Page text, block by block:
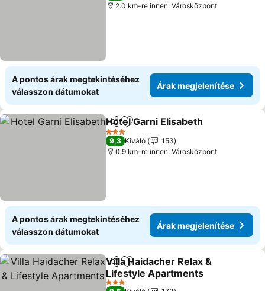
2.0 km-re innen: Városközpont
A pontos árak megtekintéséhez
válasszon dátumokat
Árak megjelenítése
Megosztás
Hozzáadás a kedvencekhez
Hotel Garni Elisabeth
3 Kategória
9,3 Kiváló
153
0.9 km-re innen: Városközpont
A pontos árak megtekintéséhez
válasszon dátumokat
Árak megjelenítése
Megosztás
Hozzáadás a kedvencekhez
Villa Haidacher Relax &
Lifestyle Apartments
3 Kategória